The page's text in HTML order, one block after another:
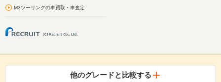
他のグレードと比較する
M3ツーリングの車買取・車査定